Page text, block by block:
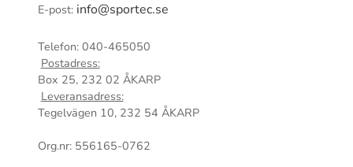
E-post: info@sportec.se
Telefon: 040-465050
Postadress:
Box 25, 232 02 ÅKARP
Leveransadress:
Tegelvägen 10, 232 54 ÅKARP
Org.nr: 556165-0762